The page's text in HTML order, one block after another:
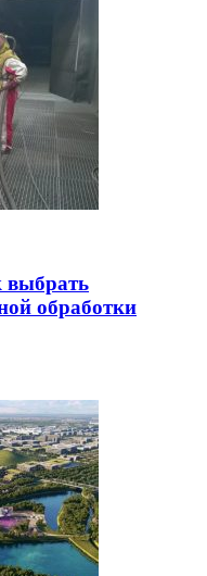
выбрать
обработки